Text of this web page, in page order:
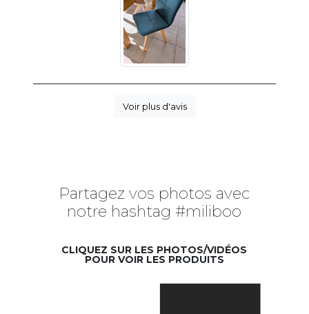
Voir plus d'avis
Partagez vos photos avec
notre hashtag #miliboo
CLIQUEZ SUR LES PHOTOS/VIDÉOS
POUR VOIR LES PRODUITS